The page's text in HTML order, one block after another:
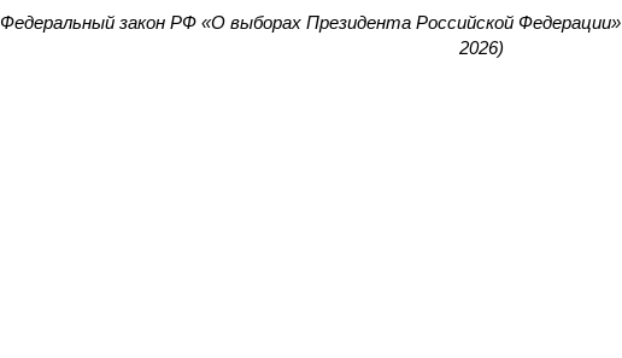
Федеральный закон РФ «О выборах Президента Российской
2026)